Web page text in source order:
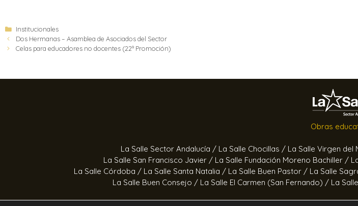
Institucionales
Dos Hermanas – Asamblea de Asociados del Sector
Celas para educadores no docentes (22ª Promoción)
Obras
La Salle Sector Andalucía / La Salle Chocillas / La Salle Virgen del
La Salle San Francisco Javier / La Salle Fundación Moreno Bachiller /
La Salle Córdoba / La Salle Santa Natalia / La Salle Buen Pastor / La Salle
La Salle Buen Consejo / La Salle El Carmen (San Fernando) / La